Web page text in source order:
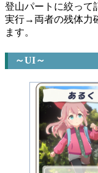
登山パートに絞っ
実行→両者の残体
ます。
～UI～